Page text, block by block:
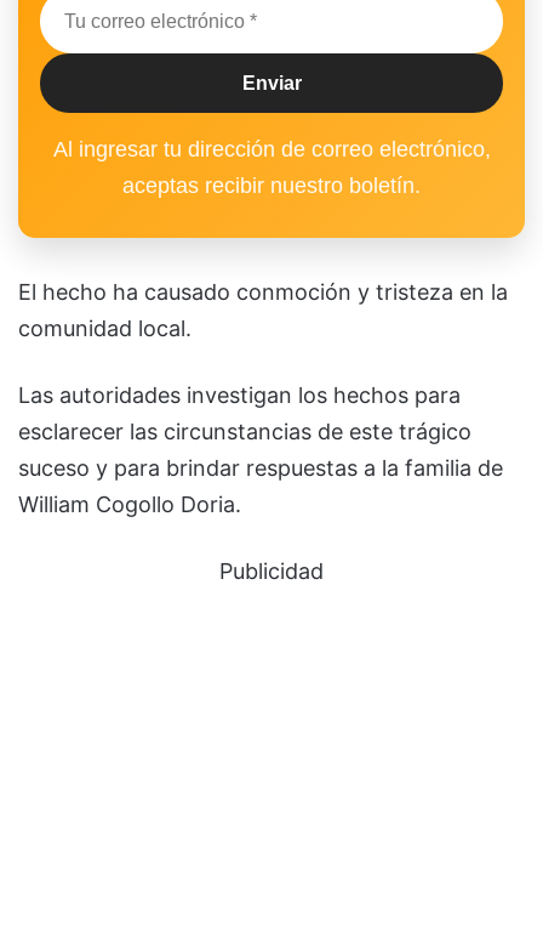
Al ingresar tu dirección de correo electrónico,
aceptas recibir nuestro boletín.
El hecho ha causado conmoción y tristeza en la
comunidad local.
Las autoridades investigan los hechos para
esclarecer las circunstancias de este trágico
suceso y para brindar respuestas a la familia de
William Cogollo Doria.
Publicidad